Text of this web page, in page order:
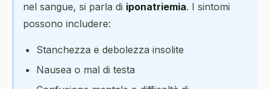
nel sangue, si parla di iponatriemia. I sintomi
possono includere:
Stanchezza e debolezza insolite
Nausea o mal di testa